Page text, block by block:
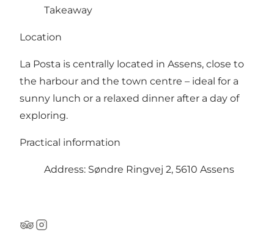
Takeaway
Location
La Posta is centrally located in Assens, close to
the harbour and the town centre – ideal for a
sunny lunch or a relaxed dinner after a day of
exploring.
Practical information
Address: Søndre Ringvej 2, 5610 Assens
TripAdvisor
Instagram